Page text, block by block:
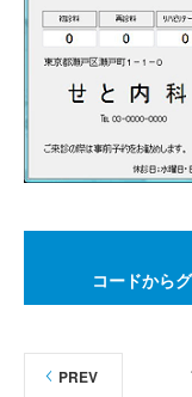
コードから
PREV